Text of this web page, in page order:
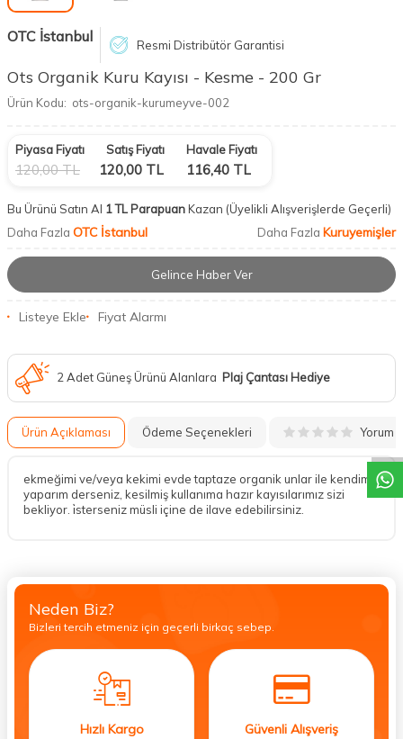
DESTEK
OTC İstanbul Resmi Distribütör Garantisi
Ots Organik Kuru Kayısı - Kesme - 200 Gr
Ürün Kodu: ots-organik-kurumeyve-002
Piyasa Fiyatı
120,00TL
Satış Fiyatı
120,00 TL
Havale Fiyatı
116,40 TL
Bu Ürünü Satın Al 1 TL ParapuanKazan (Üyelikli Alışverişlerde Geçerli)
Daha Fazla OTC İstanbul Daha Fazla Kuruyemişler
Gelince Haber Ver
Listeye Ekle Fiyat Alarmı
2 Adet Güneş Ürünü Alanlara Plaj Çantası Hediye
Ürün Açıklaması Ödeme Seçenekleri Yorum
ekmeğimi ve/veya kekimi evde taptaze organik unlar ile kendim
yaparım derseniz, kesilmiş kullanıma hazır kayısılarımız sizi
bekliyor. i̇sterseniz müsli içine de ilave edebilirsiniz.
Neden Biz?
Bizleri tercih etmeniz için geçerli birkaç sebep.
Hızlı Kargo Güvenli Alışveriş